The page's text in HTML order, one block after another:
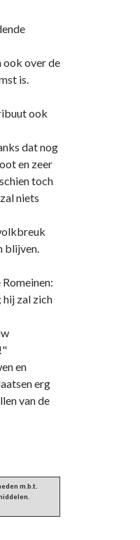
ook over de
is.
ook
dat nog
en zeer
toch
niets
blijven.
zal zich
en
erg
van de
m.b.t.